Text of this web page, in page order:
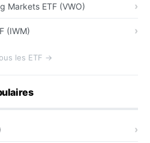
Markets ETF (VWO)
(IWM)
les ETF →